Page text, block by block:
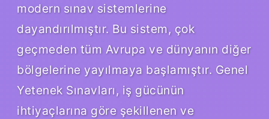
modern sınav sistemlerine
dayandırılmıştır. Bu sistem, çok
geçmeden tüm Avrupa ve dünyanın diğer
bölgelerine yayılmaya başlamıştır. Genel
Yetenek Sınavları, iş gücünün
ihtiyaçlarına göre şekillenen ve